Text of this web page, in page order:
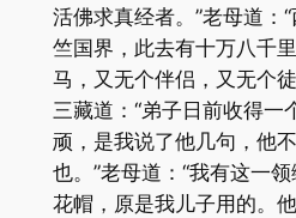
活佛求真经者。”老母道：
竺国界，此去有十万八千
马，又无个伴侣，又无个
三藏道：“弟子日前收得一
顽，是我说了他几句，他
也。”老母道：“我有这一
花帽，原是我儿子用的。